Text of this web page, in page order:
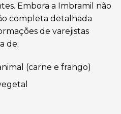
Embora a Imbramil não
completa detalhada
de varejistas
de:
(carne e frango)